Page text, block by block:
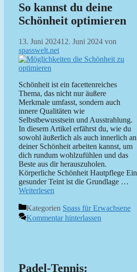
So kannst du deine
Schönheit optimieren
13. Juni 202412. Juni 2024 von
spasswelt.net
Schönheit ist ein facettenreiches
Thema, das nicht nur äußere
Merkmale umfasst, sondern auch
innere Qualitäten wie
Selbstbewusstsein und Ausstrahlung.
In diesem Artikel erfährst du, wie du
sowohl äußerlich als auch innerlich an
deiner Schönheit arbeiten kannst, um
dich rundum wohlzufühlen und das
Beste aus dir herauszuholen.
Körperliche Schönheit Hautpflege Ein
gesunder Teint ist die Grundlage …
Weiterlesen
Kategorien Spass für Erwachsene
Kommentar hinterlassen
Padel-Tennis: